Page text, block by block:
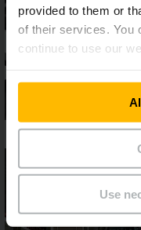
provided to them or
of their services. You
continue to use our
Use